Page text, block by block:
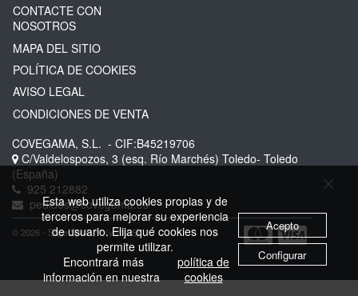
CONTACTE CON
NOSOTROS
MAPA DEL SITIO
POLÍTICA DE COOKIES
AVISO LEGAL
CONDICIONES DE VENTA
COVEGAMA, S.L. - CIF:B45219706
C/Valdelospozos, 3 (esq. Río Marchés) Toledo- Toledo
(España)
925 212882
pedidos@covegama.es
© 2026 - Sage Spain ™ (v.20.25)
Esta web utiliza cookies propias y de
terceros para mejorar su experiencia
de usuario. Elija qué cookies nos
permite utilizar.
Encontrará más
información en nuestra
política de
cookies
Acepto
Configurar